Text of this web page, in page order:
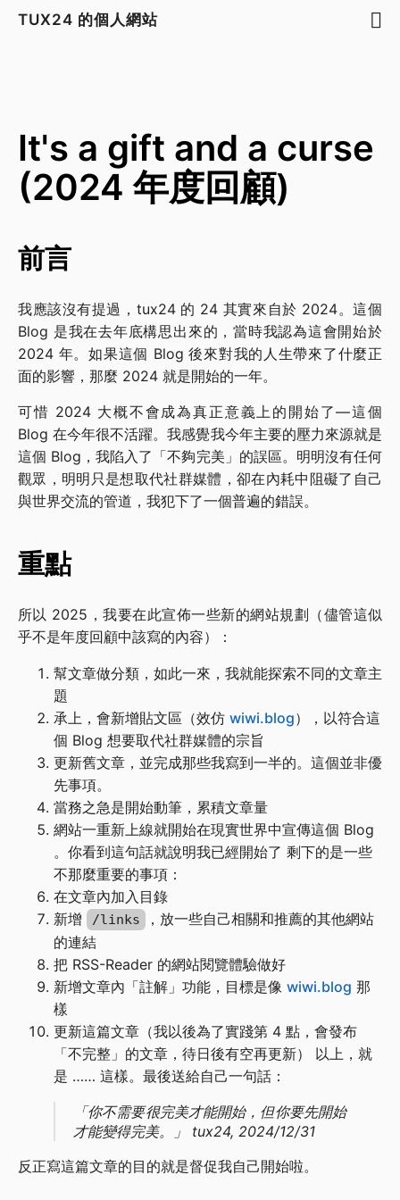
TUX24 的個人網站
It's a gift and a curse
(2024 年度回顧)
前言
我應該沒有提過，tux24 的 24 其實來自於 2024。這個
Blog 是我在去年底構思出來的，當時我認為這會開始於
2024 年。如果這個 Blog 後來對我的人生帶來了什麼正
面的影響，那麼 2024 就是開始的一年。
可惜 2024 大概不會成為真正意義上的開始了—這個
Blog 在今年很不活躍。我感覺我今年主要的壓力來源就是
這個 Blog，我陷入了「不夠完美」的誤區。明明沒有任何
觀眾，明明只是想取代社群媒體，卻在內耗中阻礙了自己
與世界交流的管道，我犯下了一個普遍的錯誤。
重點
所以 2025，我要在此宣佈一些新的網站規劃（儘管這似
乎不是年度回顧中該寫的內容）：
幫文章做分類，如此一來，我就能探索不同的文章主
題
承上，會新增貼文區（效仿 wiwi.blog），以符合這
個 Blog 想要取代社群媒體的宗旨
更新舊文章，並完成那些我寫到一半的。這個並非優
先事項。
當務之急是開始動筆，累積文章量
網站一重新上線就開始在現實世界中宣傳這個 Blog
。你看到這句話就說明我已經開始了 剩下的是一些
不那麼重要的事項：
在文章內加入目錄
新增
/links
，放一些自己相關和推薦的其他網站
的連結
把 RSS-Reader 的網站閱覽體驗做好
新增文章內「註解」功能，目標是像 wiwi.blog 那
樣
更新這篇文章（我以後為了實踐第 4 點，會發布
「不完整」的文章，待日後有空再更新） 以上，就
是 …… 這樣。最後送給自己一句話：
「你不需要很完美才能開始，但你要先開始
才能變得完美。」 tux24, 2024/12/31
反正寫這篇文章的目的就是督促我自己開始啦。